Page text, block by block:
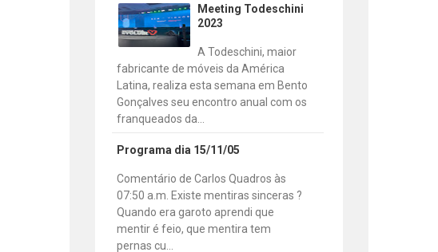
Meeting Todeschini
2023
A Todeschini, maior
fabricante de móveis da América
Latina, realiza esta semana em Bento
Gonçalves seu encontro anual com os
franqueados da...
Programa dia 15/11/05
Comentário de Carlos Quadros às
07:50 a.m. Existe mentiras sinceras ?
Quando era garoto aprendi que
mentir é feio, que mentira tem
pernas cu...